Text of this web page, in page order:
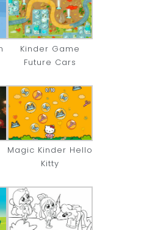
Kinder Game
Future Cars
Magic Kinder Hello
Kitty